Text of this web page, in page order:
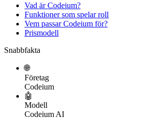
Vad är Codeium?
Funktioner som spelar roll
Vem passar Codeium för?
Prismodell
Snabbfakta
🌐
Företag
Codeium
🤖
Modell
Codeium AI